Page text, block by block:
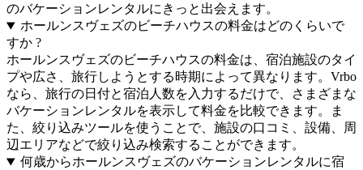
のバケーションレンタルにきっと出会えます。
ホールンスヴェズのビーチハウスの料金はどのくらいで
すか ?
ホールンスヴェズのビーチハウスの料金は、宿泊施設のタイ
プや広さ、旅行しようとする時期によって異なります。Vrbo
なら、旅行の日付と宿泊人数を入力するだけで、さまざまな
バケーションレンタルを表示して料金を比較できます。ま
た、絞り込みツールを使うことで、施設の口コミ、設備、周
辺エリアなどで絞り込み検索することができます。
何歳からホールンスヴェズのバケーションレンタルに宿